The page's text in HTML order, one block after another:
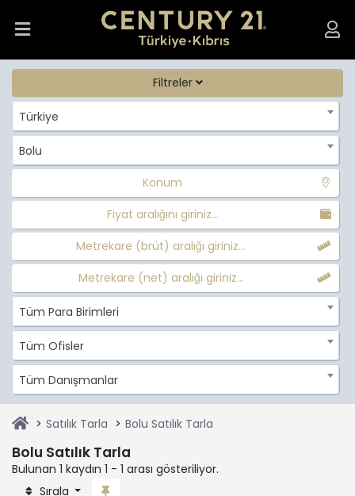
Filtreler
Türkiye
Bolu
Konum
Fiyat aralığını giriniz...
Metrekare (brüt) aralığı giriniz...
Metrekare (net) aralığı giriniz...
Tüm Para Birimleri
Tüm Ofisler
Tüm Danışmanlar
Satılık Tarla Bolu Satılık Tarla
Bolu Satılık Tarla
Bulunan 1 kaydın 1 - 1 arası gösteriliyor.
Sırala